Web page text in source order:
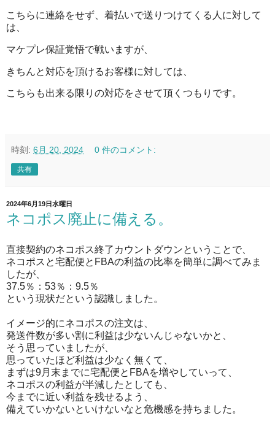
こちらに連絡をせず、着払いで送りつけてくる人に対して
は、
マケプレ保証覚悟で戦いますが、
きちんと対応を頂けるお客様に対しては、
こちらも出来る限りの対応をさせて頂くつもりです。
時刻: 6月 20, 2024 0 件のコメント:
共有
2024年6月19日水曜日
ネコポス廃止に備える。
直接契約のネコポス終了カウントダウンということで、
ネコポスと宅配便とFBAの利益の比率を簡単に調べてみま
したが、
37.5％：53％：9.5％
という現状だという認識しました。
イメージ的にネコポスの注文は、
発送件数が多い割に利益は少ないんじゃないかと、
そう思っていましたが、
思っていたほど利益は少なく無くて、
まずは9月末までに宅配便とFBAを増やしていって、
ネコポスの利益が半減したとしても、
今までに近い利益を残せるよう、
備えていかないといけないなと危機感を持ちました。